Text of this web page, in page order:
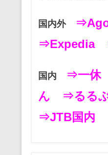
国内外
⇒Expedia
国内 ⇒一休
ん
⇒るる
⇒JTB国内